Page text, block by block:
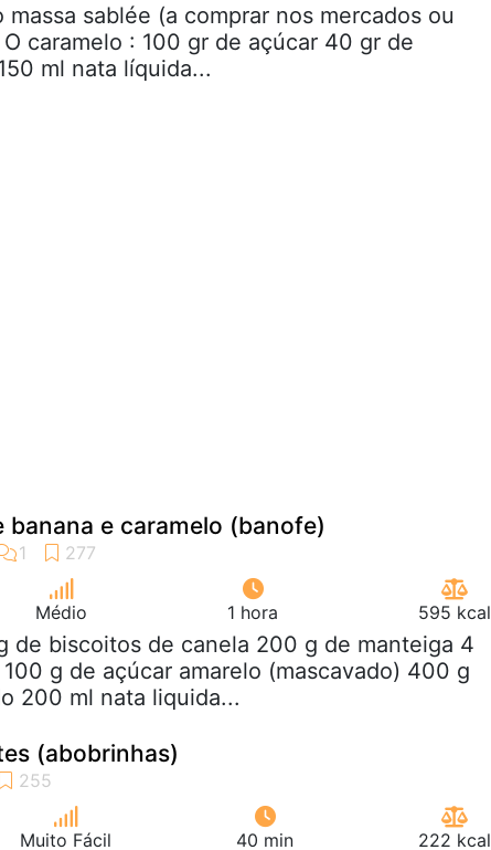
massa sablée (a comprar nos mercados ou
caramelo : 100 gr de açúcar 40 gr de
ml nata líquida...
e caramelo (banofe)
Médio 1 hora 595 kcal
de biscoitos de canela 200 g de manteiga 4
g de açúcar amarelo (mascavado) 400 g
200 ml nata liquida...
(abobrinhas)
Muito Fácil 40 min 222 kcal